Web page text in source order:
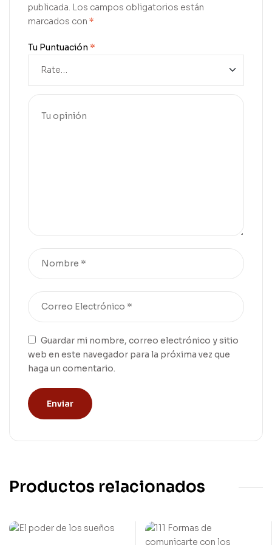
publicada. Los campos obligatorios están
marcados con *
Tu Puntuación *
Guardar mi nombre, correo electrónico y sitio
web en este navegador para la próxima vez que
haga un comentario.
Productos relacionados